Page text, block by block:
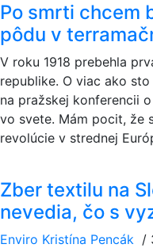
Po smrti chcem
pôdu v
V roku 1918 prebehla
republike. O viac ako
na pražskej konferencii
vo svete. Mám pocit, že
revolúcie v strednej
Zber textilu na
nevedia, čo s
Enviro Kristína Pencák /